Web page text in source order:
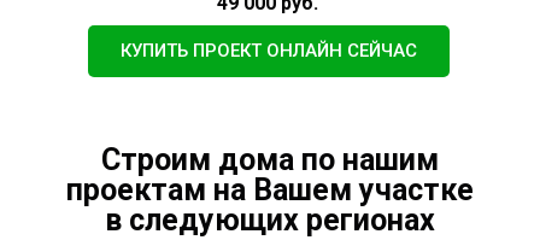
КУПИТЬ ПРОЕКТ ОНЛАЙН СЕЙЧАС
Строим дома по нашим
проектам на Вашем участке
в следующих регионах